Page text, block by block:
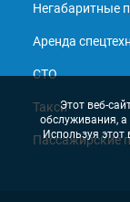
Негабаритные
Аренда
СТО
Такси
Пассажирские
Этот веб-
обслуживания,
Используя этот